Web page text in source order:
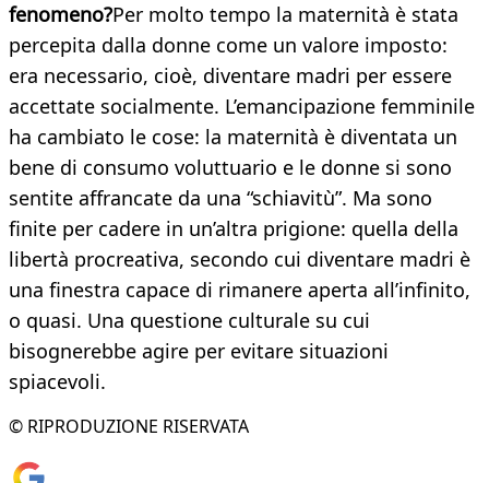
fenomeno?Per molto tempo la maternità è stata
percepita dalla donne come un valore imposto:
era necessario, cioè, diventare madri per essere
accettate socialmente. L’emancipazione femminile
ha cambiato le cose: la maternità è diventata un
bene di consumo voluttuario e le donne si sono
sentite affrancate da una “schiavitù”. Ma sono
finite per cadere in un’altra prigione: quella della
libertà procreativa, secondo cui diventare madri è
una finestra capace di rimanere aperta all’infinito,
o quasi. Una questione culturale su cui
bisognerebbe agire per evitare situazioni
spiacevoli.
© RIPRODUZIONE RISERVATA